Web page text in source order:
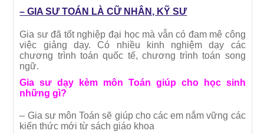
– GIA SƯ TOÁN LÀ CỮ NHÂN, KỸ SƯ
Gia sư đã tốt nghiệp đại học mà vẫn có đam mê công
việc giảng dạy. Có nhiều kinh nghiệm dạy các
chương trình toán quốc tế, chương trình toán song
ngữ.
Gia sư dạy kèm môn Toán giúp cho học sinh
những gì?
– Gia sư môn Toán sẽ giúp cho các em nắm vững các
kiến thức mới từ sách giáo khoa